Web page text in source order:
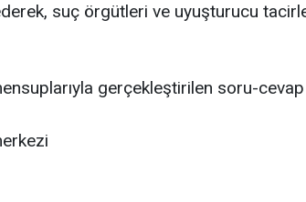
suç örgütleri ve uyuşturucu
gerçekleştirilen soru-